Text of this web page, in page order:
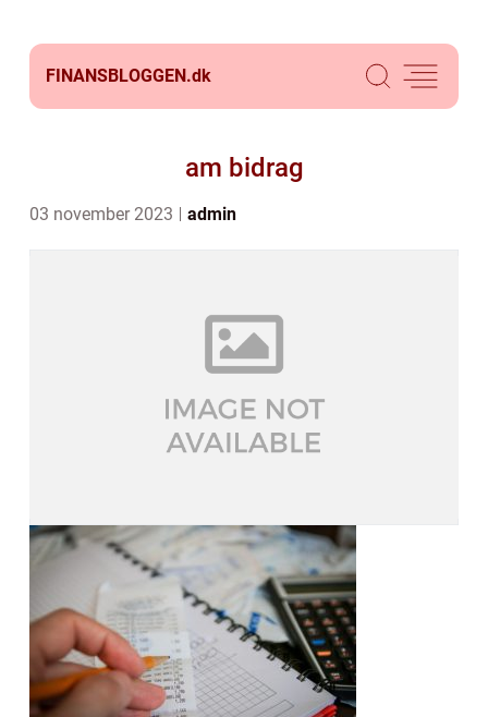
FINANSBLOGGEN.dk
am bidrag
03 november 2023 admin